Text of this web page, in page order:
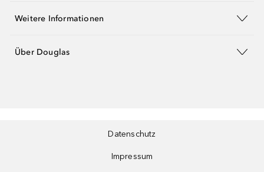
Weitere Informationen
Über Douglas
Datenschutz
Impressum